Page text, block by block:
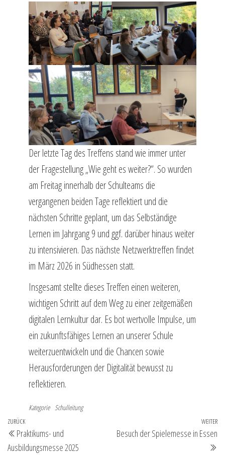
Der letzte Tag des Treffens stand wie immer unter
der Fragestellung „Wie geht es weiter?“. So wurden
am Freitag innerhalb der Schulteams die
vergangenen beiden Tage reflektiert und die
nächsten Schritte geplant, um das Selbständige
Lernen im Jahrgang 9 und ggf. darüber hinaus weiter
zu intensivieren. Das nächste Netzwerktreffen findet
im März 2026 in Südhessen statt.
Insgesamt stellte dieses Treffen einen weiteren,
wichtigen Schritt auf dem Weg zu einer zeitgemäßen
digitalen Lernkultur dar. Es bot wertvolle Impulse, um
ein zukunftsfähiges Lernen an unserer Schule
weiterzuentwickeln und die Chancen sowie
Herausforderungen der Digitalität bewusst zu
reflektieren.
Kategorie Schulleitung
Beitragsnavigation
Vorheriger
Beitrag
ZURÜCK
Praktikums- und
Ausbildungsmesse 2025
WEITER
Besuch der Spielemesse in Essen